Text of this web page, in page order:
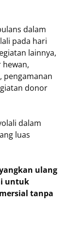
dalam
pada hari
lainnya,
pengamanan
donor
dalam
luas
ulang
untuk
tanpa